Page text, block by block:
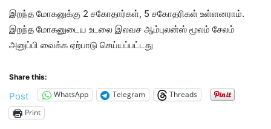
இறந்த மோகனுக்கு 2 சகோதார்கள், 5 சகோதரிகள் உள்ளனராம்.
இறந்த மோகனுடைய உடலை இலவச ஆம்புலன்ஸ் மூலம் சேலம்
அனுப்பி வைக்க ஏற்பாடு செய்யப்பட்டது
Share this:
Post WhatsApp Telegram
Threads
Print